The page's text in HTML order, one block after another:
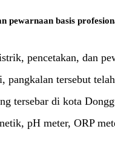
pewarnaan basis
pencetakan, dan
tersebut
tersebar di kota
pH meter, ORP